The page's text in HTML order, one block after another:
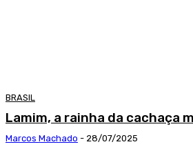
BRASIL
Lamim, a rainha da cachaça
Marcos Machado - 28/07/2025